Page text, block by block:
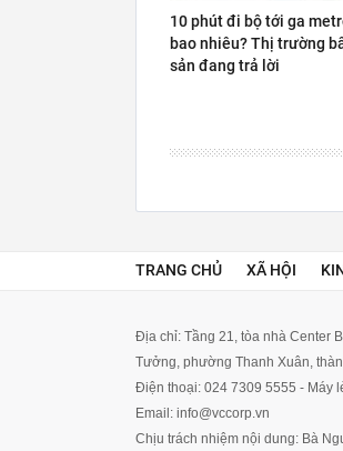
10 phút đi bộ tới ga
bao nhiêu? Thị trường
sản đang trả lời
TRANG CHỦ XÃ HỘI
Địa chỉ: Tầng 21, tòa nhà Center
Tưởng, phường Thanh Xuân,
Điện thoại: 024 7309 5555 - Máy
Email: info@vccorp.vn
Chịu trách nhiệm nội dung: Bà